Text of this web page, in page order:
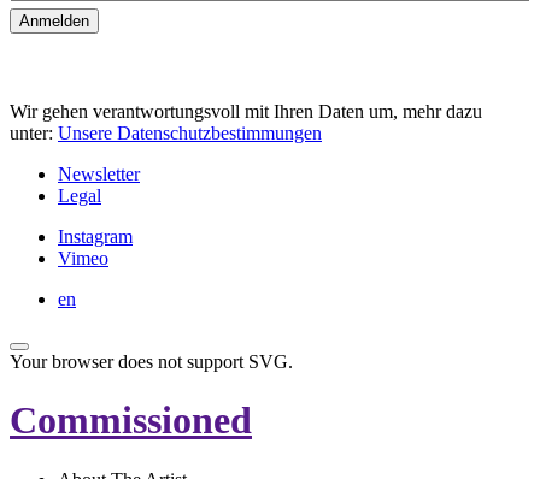
Wir gehen verantwortungsvoll mit Ihren Daten um, mehr dazu
unter: Unsere Datenschutzbestimmungen
Newsletter
Legal
Instagram
Vimeo
en
Your browser does not support SVG.
Commissioned